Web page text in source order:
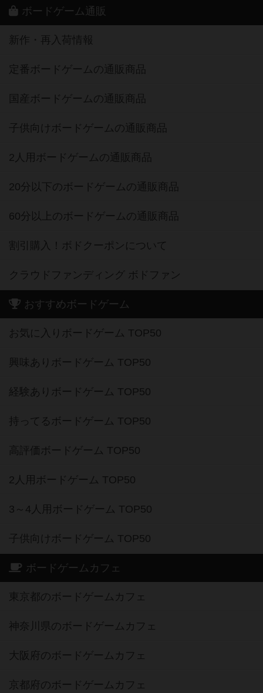
ボードゲーム通販
新作・再入荷情報
定番ボードゲームの通販商品
国産ボードゲームの通販商品
子供向けボードゲームの通販商品
2人用ボードゲームの通販商品
20分以下のボードゲームの通販商品
60分以上のボードゲームの通販商品
割引購入！ボドクーポンについて
クラウドファンディング ボドファン
おすすめボードゲーム
お気に入りボードゲーム TOP50
興味ありボードゲーム TOP50
経験ありボードゲーム TOP50
持ってるボードゲーム TOP50
高評価ボードゲーム TOP50
2人用ボードゲーム TOP50
3～4人用ボードゲーム TOP50
子供向けボードゲーム TOP50
ボードゲームカフェ
東京都のボードゲームカフェ
神奈川県のボードゲームカフェ
大阪府のボードゲームカフェ
京都府のボードゲームカフェ